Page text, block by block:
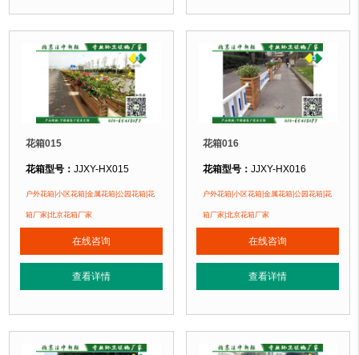
花箱015
花箱型号：JJXY-HX015
花箱规格：可根据客户需求定制！
花箱材质：金属镂空/铝合金/塑木/防腐木
花箱周期：现货花箱 即拍即发
1、花箱不会对环境产生污染。2、花箱在视觉上，线条流畅，外
正在使用该花箱的部分客户：
朝阳某小区、苏州某别墅区、海淀某小区....
户外花箱|小区花箱|金属花箱|公园花箱|花
箱厂家|北京花箱厂家
在线咨询
查看详情
花箱016
花箱型号： JJXY-HX016
花箱规格：可根据客户需求定制！
花箱材质：金属镂空/铝合金/塑木/防
花箱周期：现货花箱 即拍即发
1、花箱不会对环境产生
正在使用该花箱的部分客户：
朝阳某小区、苏州某别墅区、海淀某
户外花箱|小区花箱|金属花箱|公园花箱|花
箱厂家|北京花箱厂家
在线咨询
查看详情